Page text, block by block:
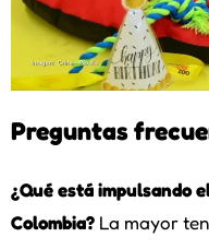
Preguntas
¿Qué está impulsando
Colombia? La mayor